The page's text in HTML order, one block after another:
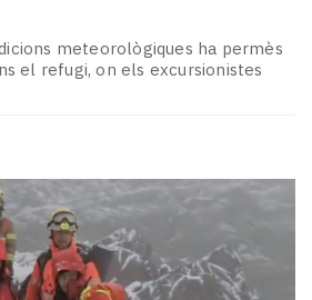
meteorològiques ha permès
el refugi, on els excursionistes